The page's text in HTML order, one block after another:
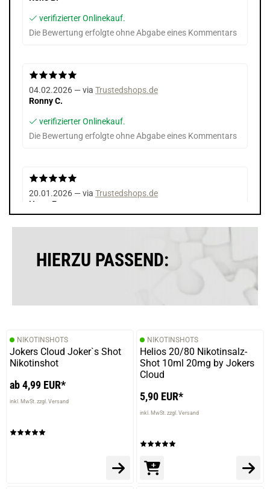
verifizierter Onlinekauf.
Die Bewertung erfolgte ohne Abgabe eines Kommentars
04.02.2026 — via Trustedshops.de
Ronny C.
verifizierter Onlinekauf.
Die Bewertung erfolgte ohne Abgabe eines Kommentars
20.01.2026 — via Trustedshops.de
Horst F.
Harald K.
Sehr gutes Aroma, schmeckt mir sehr gut auch nach
wenig Reifezeit mit dem angegebenen
Mischungsverhältnis.
Lars S.
Die Bewertung erfolgte ohne Abgabe eines Kommentars
HIERZU PASSEND:
NIKOTINSHOTS
Jokers Cloud Joker`s Shot
Nikotinshot
ab 4,99 EUR*
inkl. MwSt. zzgl. Versand
NIKOTINSHOTS
Helios 20/80 Nikotinsalz-
Shot 10ml 20mg by Jokers
Cloud
5,90 EUR*
inkl. MwSt. zzgl. Versand